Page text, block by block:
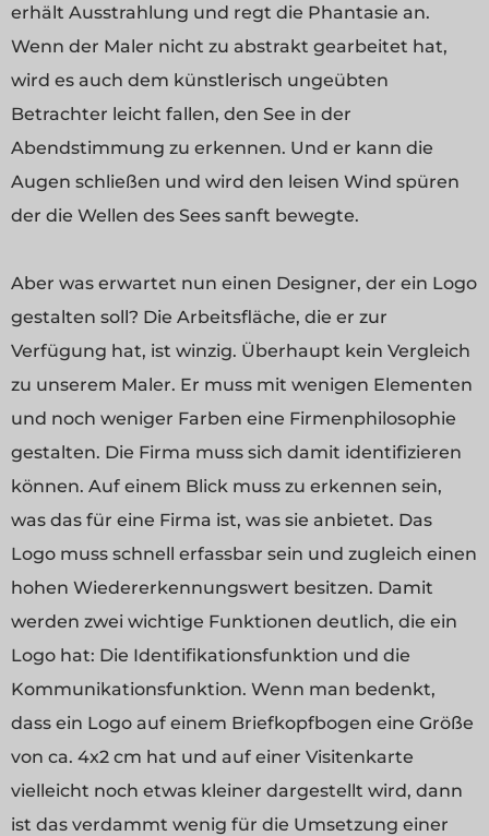
erhält Ausstrahlung und regt die Phantasie an.
Wenn der Maler nicht zu abstrakt gearbeitet hat,
wird es auch dem künstlerisch ungeübten
Betrachter leicht fallen, den See in der
Abendstimmung zu erkennen. Und er kann die
Augen schließen und wird den leisen Wind spüren
der die Wellen des Sees sanft bewegte.
Aber was erwartet nun einen Designer, der ein Logo
gestalten soll? Die Arbeitsfläche, die er zur
Verfügung hat, ist winzig. Überhaupt kein Vergleich
zu unserem Maler. Er muss mit wenigen Elementen
und noch weniger Farben eine Firmenphilosophie
gestalten. Die Firma muss sich damit identifizieren
können. Auf einem Blick muss zu erkennen sein,
was das für eine Firma ist, was sie anbietet. Das
Logo muss schnell erfassbar sein und zugleich einen
hohen Wiedererkennungswert besitzen. Damit
werden zwei wichtige Funktionen deutlich, die ein
Logo hat: Die Identifikationsfunktion und die
Kommunikationsfunktion. Wenn man bedenkt,
dass ein Logo auf einem Briefkopfbogen eine Größe
von ca. 4x2 cm hat und auf einer Visitenkarte
vielleicht noch etwas kleiner dargestellt wird, dann
ist das verdammt wenig für die Umsetzung einer